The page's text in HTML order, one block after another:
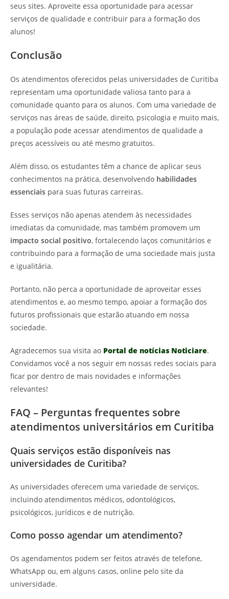
seus sites. Aproveite essa oportunidade para acessar
serviços de qualidade e contribuir para a formação dos
alunos!
Conclusão
Os atendimentos oferecidos pelas universidades de Curitiba
representam uma oportunidade valiosa tanto para a
comunidade quanto para os alunos. Com uma variedade de
serviços nas áreas de saúde, direito, psicologia e muito mais,
a população pode acessar atendimentos de qualidade a
preços acessíveis ou até mesmo gratuitos.
Além disso, os estudantes têm a chance de aplicar seus
conhecimentos na prática, desenvolvendo habilidades
essenciais para suas futuras carreiras.
Esses serviços não apenas atendem às necessidades
imediatas da comunidade, mas também promovem um
impacto social positivo, fortalecendo laços comunitários e
contribuindo para a formação de uma sociedade mais justa
e igualitária.
Portanto, não perca a oportunidade de aproveitar esses
atendimentos e, ao mesmo tempo, apoiar a formação dos
futuros profissionais que estarão atuando em nossa
sociedade.
Agradecemos sua visita ao Portal de notícias Noticiare.
Convidamos você a nos seguir em nossas redes sociais para
ficar por dentro de mais novidades e informações
relevantes!
FAQ – Perguntas frequentes sobre
atendimentos universitários em Curitiba
Quais serviços estão disponíveis nas
universidades de Curitiba?
As universidades oferecem uma variedade de serviços,
incluindo atendimentos médicos, odontológicos,
psicológicos, jurídicos e de nutrição.
Como posso agendar um atendimento?
Os agendamentos podem ser feitos através de telefone,
WhatsApp ou, em alguns casos, online pelo site da
universidade.